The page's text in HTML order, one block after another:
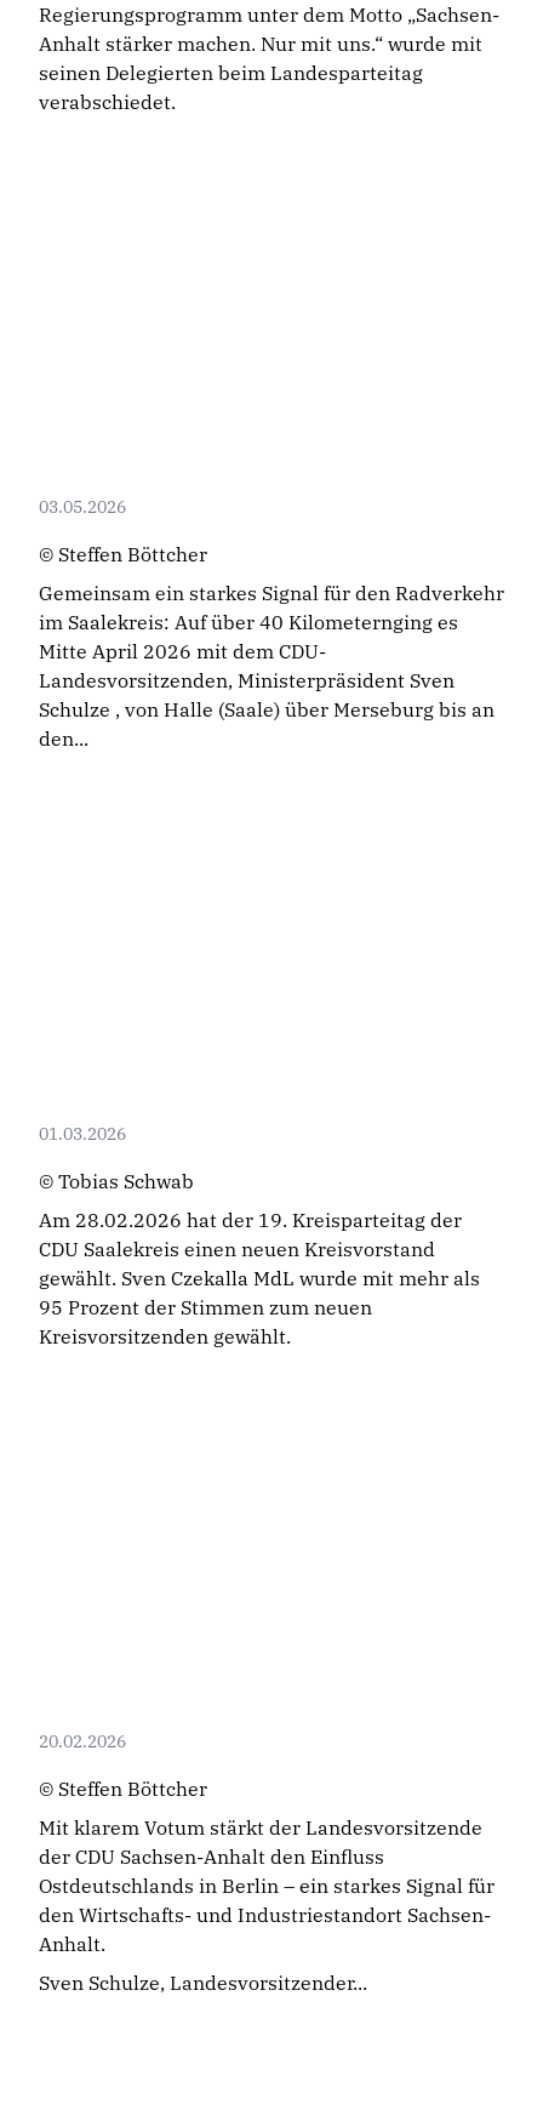
Regierungsprogramm unter dem Motto „Sachsen-
Anhalt stärker machen. Nur mit uns.“ wurde mit
seinen Delegierten beim Landesparteitag
verabschiedet.
03.05.2026
© Steffen Böttcher
Gemeinsam ein starkes Signal für den Radverkehr
im Saalekreis: Auf über 40 Kilometernging es
Mitte April 2026 mit dem CDU-
Landesvorsitzenden, Ministerpräsident Sven
Schulze , von Halle (Saale) über Merseburg bis an
den...
01.03.2026
© Tobias Schwab
Am 28.02.2026 hat der 19. Kreisparteitag der
CDU Saalekreis einen neuen Kreisvorstand
gewählt. Sven Czekalla MdL wurde mit mehr als
95 Prozent der Stimmen zum neuen
Kreisvorsitzenden gewählt.
20.02.2026
© Steffen Böttcher
Mit klarem Votum stärkt der Landesvorsitzende
der CDU Sachsen-Anhalt den Einfluss
Ostdeutschlands in Berlin – ein starkes Signal für
den Wirtschafts- und Industriestandort Sachsen-
Anhalt.
Sven Schulze, Landesvorsitzender...